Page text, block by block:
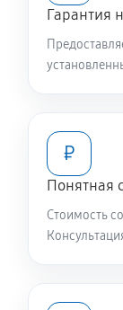
Чистка
Замена
Замена
Замена
Гарантия
₽
Понятная
Стоимость